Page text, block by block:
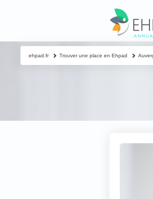
ehpad.fr Trouver une place en Ehpad